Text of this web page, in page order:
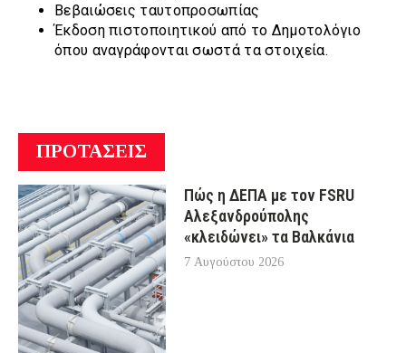
Βεβαιώσεις ταυτοπροσωπίας
Έκδοση πιστοποιητικού από το Δημοτολόγιο
όπου αναγράφονται σωστά τα στοιχεία.
ΠΡΟΤΑΣΕΙΣ
Πώς η ΔΕΠΑ με τον FSRU
Αλεξανδρούπολης
«κλειδώνει» τα Βαλκάνια
7 Αυγούστου 2026